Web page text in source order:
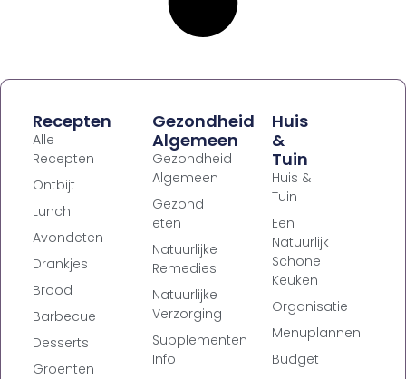
Recepten
Alle
Recepten
Ontbijt
Lunch
Avondeten
Drankjes
Brood
Barbecue
Desserts
Groenten
Gezondheid
Algemeen
Gezondheid
Algemeen
Gezond
eten
Natuurlijke
Remedies
Natuurlijke
Verzorging
Supplementen
Info
Huis
&
Tuin
Huis &
Tuin
Een
Natuurlijk
Schone
Keuken
Organisatie
Menuplannen
Budget